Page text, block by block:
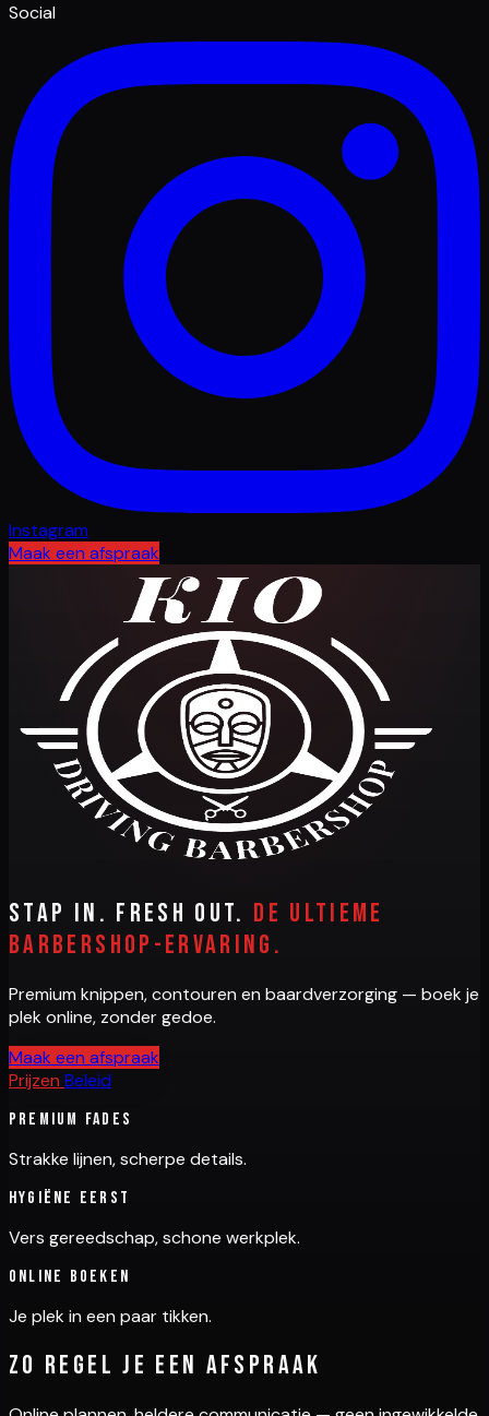
Social
Instagram
Maak een afspraak
Stap in. Fresh out. De ultieme
barbershop-ervaring.
Premium knippen, contouren en baardverzorging — boek je
plek online, zonder gedoe.
Maak een afspraak
Prijzen Beleid
Premium fades
Strakke lijnen, scherpe details.
Hygiëne eerst
Vers gereedschap, schone werkplek.
Online boeken
Je plek in een paar tikken.
Zo regel je een afspraak